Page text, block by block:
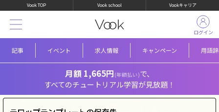
Vook TOP Vook school Vookキャリア
記事 イベント 求人情報 キャンペーン 用語
ログイン
月額 1,665円 (年額払い)で、
すべてのチュートリアル学習が見放題！